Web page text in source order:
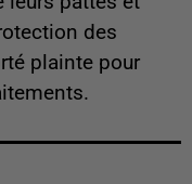
des
plainte pour